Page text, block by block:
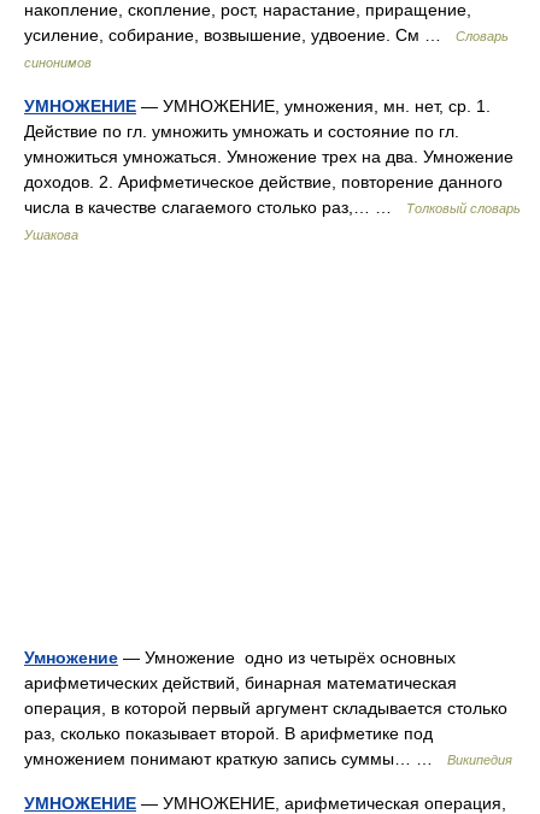
накопление, скопление, рост, нарастание, приращение,
усиление, собирание, возвышение, удвоение. См …
Словарь
синонимов
УМНОЖЕНИЕ — УМНОЖЕНИЕ, умножения, мн. нет, ср. 1.
Действие по гл. умножить умножать и состояние по гл.
умножиться умножаться. Умножение трех на два. Умножение
доходов. 2. Арифметическое действие, повторение данного
числа в качестве слагаемого столько раз,… …
Толковый словарь
Ушакова
Умножение — Умножение одно из четырёх основных
арифметических действий, бинарная математическая
операция, в которой первый аргумент складывается столько
раз, сколько показывает второй. В арифметике под
умножением понимают краткую запись суммы… …
Википедия
УМНОЖЕНИЕ — УМНОЖЕНИЕ, арифметическая операция,